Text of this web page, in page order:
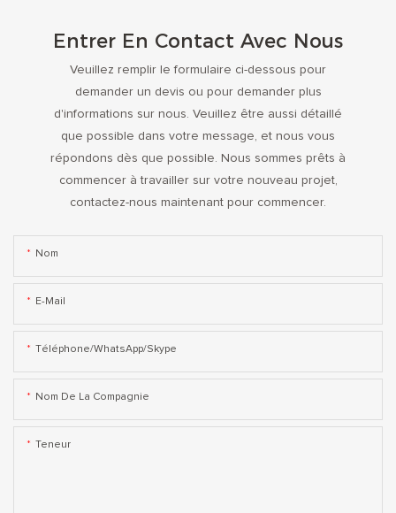
Entrer En Contact Avec Nous
Veuillez remplir le formulaire ci-dessous pour
demander un devis ou pour demander plus
d'informations sur nous. Veuillez être aussi détaillé
que possible dans votre message, et nous vous
répondons dès que possible. Nous sommes prêts à
commencer à travailler sur votre nouveau projet,
contactez-nous maintenant pour commencer.
Nom
E-Mail
Téléphone/WhatsApp/Skype
Nom De La Compagnie
Teneur